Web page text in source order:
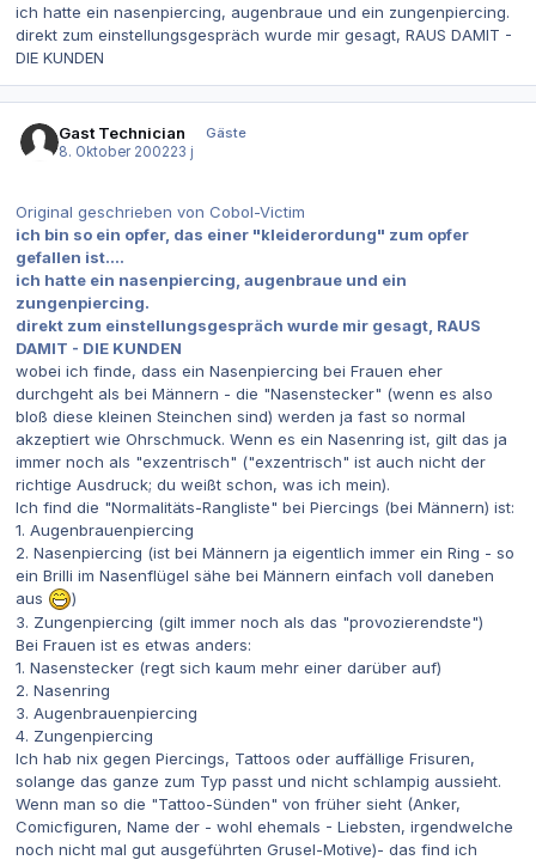
ich hatte ein nasenpiercing, augenbraue und ein zungenpiercing.
direkt zum einstellungsgespräch wurde mir gesagt, RAUS DAMIT -
DIE KUNDEN
Gast Technician
Gäste
8. Oktober 200223 j
Original geschrieben von Cobol-Victim
ich bin so ein opfer, das einer "kleiderordung" zum opfer
gefallen ist....
ich hatte ein nasenpiercing, augenbraue und ein
zungenpiercing.
direkt zum einstellungsgespräch wurde mir gesagt, RAUS
DAMIT - DIE KUNDEN
wobei ich finde, dass ein Nasenpiercing bei Frauen eher
durchgeht als bei Männern - die "Nasenstecker" (wenn es also
bloß diese kleinen Steinchen sind) werden ja fast so normal
akzeptiert wie Ohrschmuck. Wenn es ein Nasenring ist, gilt das ja
immer noch als "exzentrisch" ("exzentrisch" ist auch nicht der
richtige Ausdruck; du weißt schon, was ich mein).
Ich find die "Normalitäts-Rangliste" bei Piercings (bei Männern) ist:
1. Augenbrauenpiercing
2. Nasenpiercing (ist bei Männern ja eigentlich immer ein Ring - so
ein Brilli im Nasenflügel sähe bei Männern einfach voll daneben
aus
)
3. Zungenpiercing (gilt immer noch als das "provozierendste")
Bei Frauen ist es etwas anders:
1. Nasenstecker (regt sich kaum mehr einer darüber auf)
2. Nasenring
3. Augenbrauenpiercing
4. Zungenpiercing
Ich hab nix gegen Piercings, Tattoos oder auffällige Frisuren,
solange das ganze zum Typ passt und nicht schlampig aussieht.
Wenn man so die "Tattoo-Sünden" von früher sieht (Anker,
Comicfiguren, Name der - wohl ehemals - Liebsten, irgendwelche
noch nicht mal gut ausgeführten Grusel-Motive)- das find ich